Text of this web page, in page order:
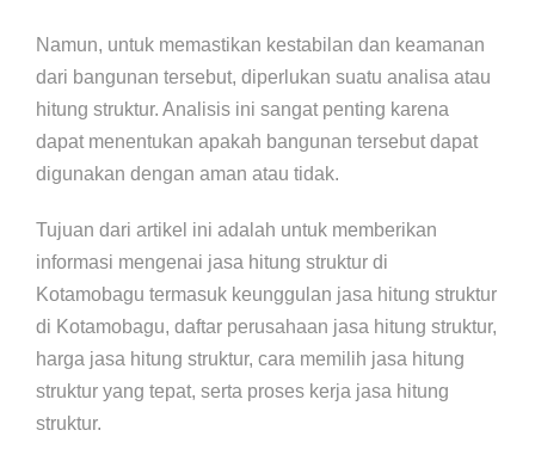
Namun, untuk memastikan kestabilan dan keamanan
dari bangunan tersebut, diperlukan suatu analisa atau
hitung struktur. Analisis ini sangat penting karena
dapat menentukan apakah bangunan tersebut dapat
digunakan dengan aman atau tidak.
Tujuan dari artikel ini adalah untuk memberikan
informasi mengenai jasa hitung struktur di
Kotamobagu termasuk keunggulan jasa hitung struktur
di Kotamobagu, daftar perusahaan jasa hitung struktur,
harga jasa hitung struktur, cara memilih jasa hitung
struktur yang tepat, serta proses kerja jasa hitung
struktur.